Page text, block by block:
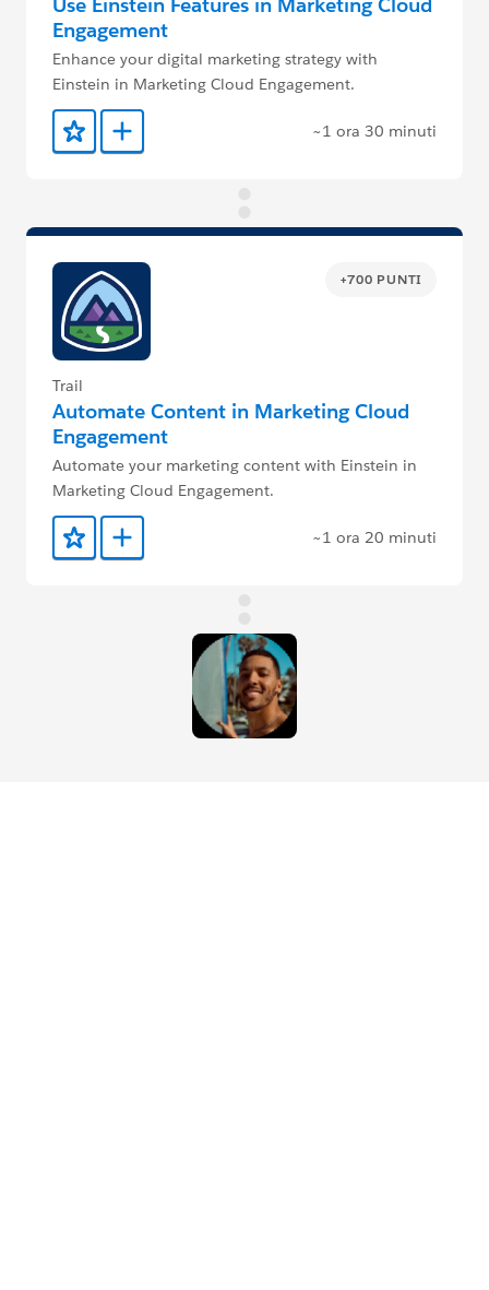
Engagement
Enhance your digital marketing strategy with
Einstein in Marketing Cloud Engagement.
Aggiunto ai preferiti
Aggiungi a Trailmix ~1 ora 30 minuti
+700 PUNTI
Trail
Automate Content in Marketing Cloud
Engagement
Automate your marketing content with Einstein in
Marketing Cloud Engagement.
Aggiunto ai preferiti
Aggiungi a Trailmix ~1 ora 20 minuti